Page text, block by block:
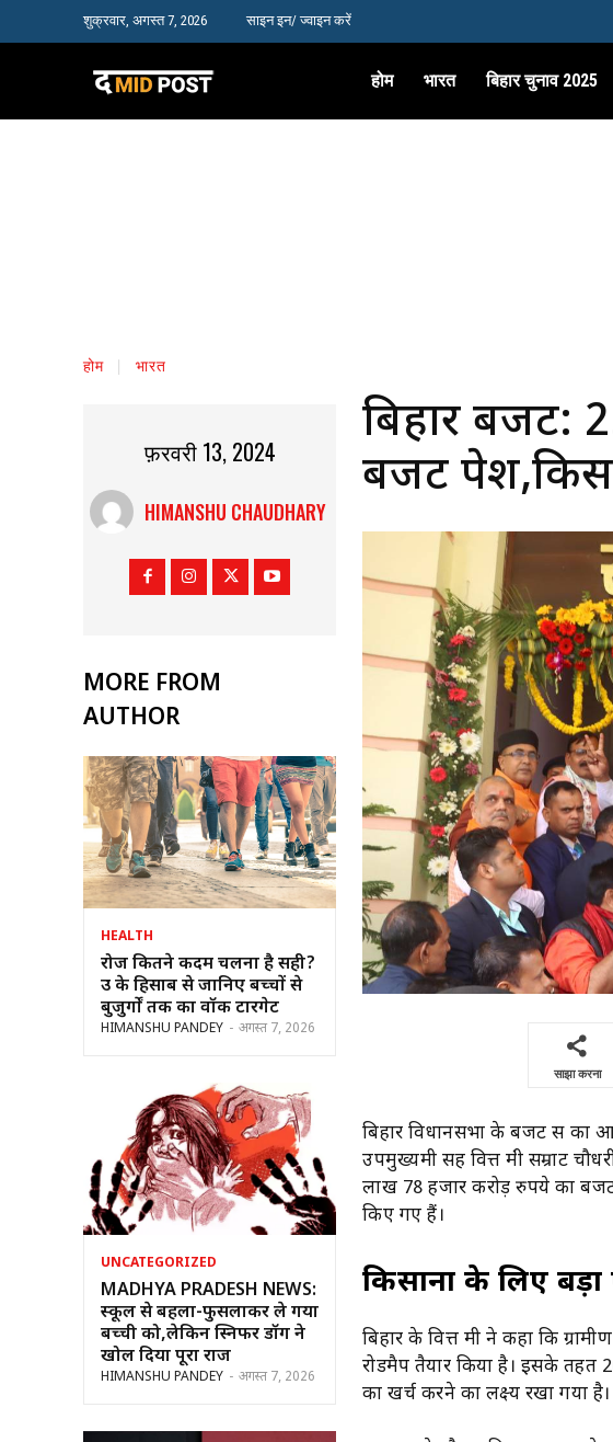
शुक्रवार, अगस्त 7, 2026 साइन इन/ ज्वाइन करें
होम भारत बिहार चुनाव 2025
होम भारत
फ़रवरी 13, 2024
HIMANSHU CHAUDHARY
MORE FROM
AUTHOR
HEALTH
रोज कितने कदम चलना है सही?
उम्र के हिसाब से जानिए बच्चों से
बुजुर्गों तक का वॉक टारगेट
HIMANSHU PANDEY - अगस्त 7, 2026
UNCATEGORIZED
MADHYA PRADESH NEWS:
स्कूल से बहला-फुसलाकर ले गया
बच्ची को,लेकिन स्निफर डॉग ने
खोल दिया पूरा राज
HIMANSHU PANDEY - अगस्त 7, 2026
बिहार बजट:
बजट पेश,किस
साझा करना
बिहार विधानसभा के बजट सत्र
उपमुख्यमंत्री सह वित्त मंत्री
लाख 78 हजार करोड़ रुपये का
किए गए हैं।
किसानों के लिए
बिहार के वित्त मंत्री ने कहा कि
रोडमैप तैयार किया है। इसके तहत
का खर्च करने का लक्ष्य रखा गया है।